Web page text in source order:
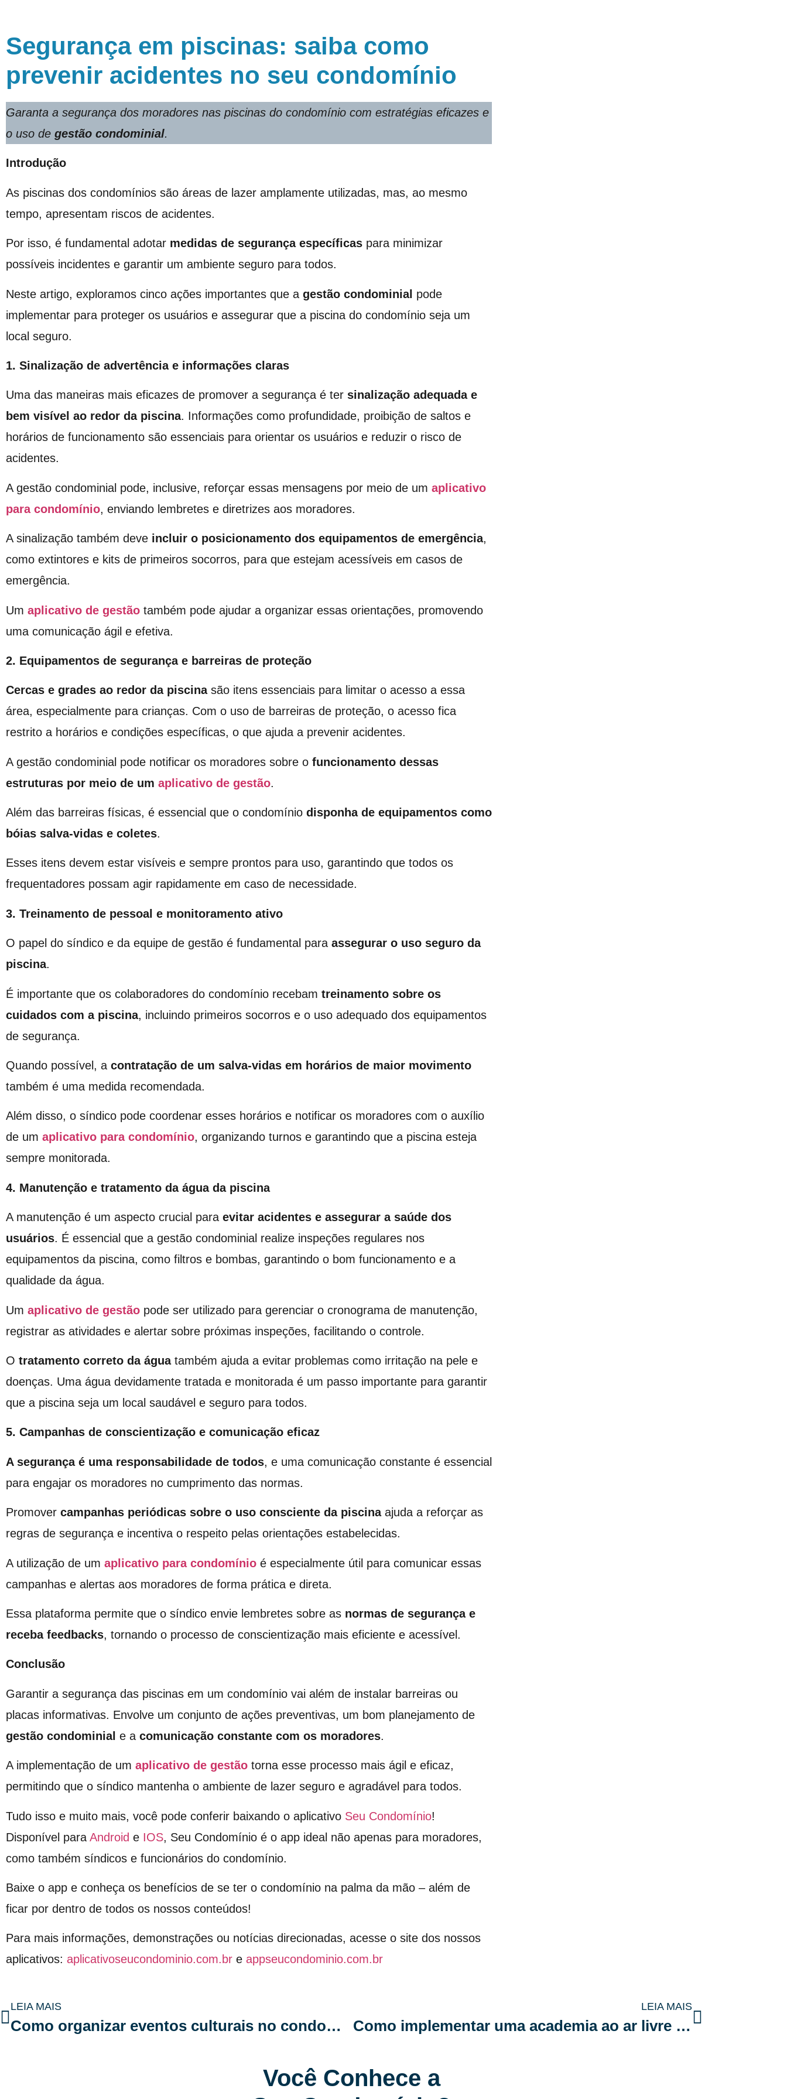
Segurança em piscinas: saiba como
prevenir acidentes no seu condomínio
Garanta a segurança dos moradores nas piscinas do condomínio com estratégias eficazes e
o uso de gestão condominial.
Introdução
As piscinas dos condomínios são áreas de lazer amplamente utilizadas, mas, ao mesmo
tempo, apresentam riscos de acidentes.
Por isso, é fundamental adotar medidas de segurança específicas para minimizar
possíveis incidentes e garantir um ambiente seguro para todos.
Neste artigo, exploramos cinco ações importantes que a gestão condominial pode
implementar para proteger os usuários e assegurar que a piscina do condomínio seja um
local seguro.
1. Sinalização de advertência e informações claras
Uma das maneiras mais eficazes de promover a segurança é ter sinalização adequada e
bem visível ao redor da piscina. Informações como profundidade, proibição de saltos e
horários de funcionamento são essenciais para orientar os usuários e reduzir o risco de
acidentes.
A gestão condominial pode, inclusive, reforçar essas mensagens por meio de um aplicativo
para condomínio, enviando lembretes e diretrizes aos moradores.
A sinalização também deve incluir o posicionamento dos equipamentos de emergência,
como extintores e kits de primeiros socorros, para que estejam acessíveis em casos de
emergência.
Um aplicativo de gestão também pode ajudar a organizar essas orientações, promovendo
uma comunicação ágil e efetiva.
2. Equipamentos de segurança e barreiras de proteção
Cercas e grades ao redor da piscinasão itens essenciais para limitar o acesso a essa
área, especialmente para crianças. Com o uso de barreiras de proteção, o acesso fica
restrito a horários e condições específicas, o que ajuda a prevenir acidentes.
A gestão condominial pode notificar os moradores sobre o funcionamento dessas
estruturas por meio de um aplicativo de gestão.
Além das barreiras físicas, é essencial que o condomínio disponha de equipamentos como
bóias salva-vidas e coletes.
Esses itens devem estar visíveis e sempre prontos para uso, garantindo que todos os
frequentadores possam agir rapidamente em caso de necessidade.
3. Treinamento de pessoal e monitoramento ativo
O papel do síndico e da equipe de gestão é fundamental para assegurar o uso seguro da
piscina.
É importante que os colaboradores do condomínio recebam treinamento sobre os
cuidados com a piscina, incluindo primeiros socorros e o uso adequado dos equipamentos
de segurança.
Quando possível, a contratação de um salva-vidas em horários de maior movimento
também é uma medida recomendada.
Além disso, o síndico pode coordenar esses horários e notificar os moradores com o auxílio
de um aplicativo para condomínio, organizando turnos e garantindo que a piscina esteja
sempre monitorada.
4. Manutenção e tratamento da água da piscina
A manutenção é um aspecto crucial para evitar acidentes e assegurar a saúde dos
usuários. É essencial que a gestão condominial realize inspeções regulares nos
equipamentos da piscina, como filtros e bombas, garantindo o bom funcionamento e a
qualidade da água.
Um aplicativo de gestão pode ser utilizado para gerenciar o cronograma de manutenção,
registrar as atividades e alertar sobre próximas inspeções, facilitando o controle.
O tratamento correto da águatambém ajuda a evitar problemas como irritação na pele e
doenças. Uma água devidamente tratada e monitorada é um passo importante para garantir
que a piscina seja um local saudável e seguro para todos.
5. Campanhas de conscientização e comunicação eficaz
A segurança é uma responsabilidade de todos, e uma comunicação constante é essencial
para engajar os moradores no cumprimento das normas.
Promover campanhas periódicas sobre o uso consciente da piscinaajuda a reforçar as
regras de segurança e incentiva o respeito pelas orientações estabelecidas.
A utilização de um aplicativo para condomínio é especialmente útil para comunicar essas
campanhas e alertas aos moradores de forma prática e direta.
Essa plataforma permite que o síndico envie lembretes sobre as normas de segurança e
receba feedbacks, tornando o processo de conscientização mais eficiente e acessível.
Conclusão
Garantir a segurança das piscinas em um condomínio vai além de instalar barreiras ou
placas informativas. Envolve um conjunto de ações preventivas, um bom planejamento de
gestão condominial e a comunicação constante com os moradores.
A implementação de um aplicativo de gestão torna esse processo mais ágil e eficaz,
permitindo que o síndico mantenha o ambiente de lazer seguro e agradável para todos.
Tudo isso e muito mais, você pode conferir baixando o aplicativo Seu Condomínio!
Disponível para Android e IOS, Seu Condomínio é o app ideal não apenas para moradores,
como também síndicos e funcionários do condomínio.
Baixe o app e conheça os benefícios de se ter o condomínio na palma da mão – além de
ficar por dentro de todos os nossos conteúdos!
Para mais informações, demonstrações ou notícias direcionadas, acesse o site dos nossos
aplicativos: aplicativoseucondominio.com.br e appseucondominio.com.br
LEIA MAIS
Como organizar eventos culturais no condomínio: inspire integração e diversão para todos
LEIA MAIS
Como implementar uma academia ao ar livre para moradores de todas as idades
Você Conhece a